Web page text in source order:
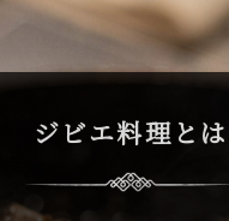
ジビエ料理とは